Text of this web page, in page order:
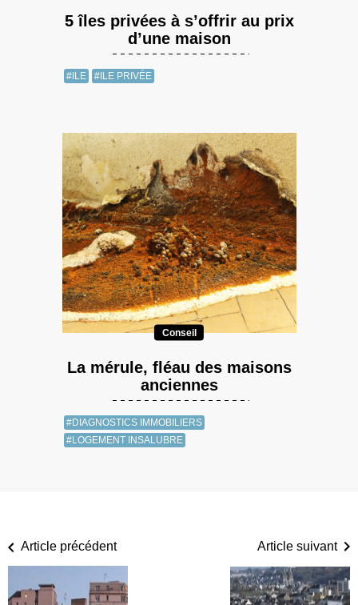
5 îles privées à s’offrir au prix
d’une maison
#ILE #ILE PRIVÉE
Conseil
La mérule, fléau des maisons
anciennes
#DIAGNOSTICS IMMOBILIERS
#LOGEMENT INSALUBRE
Article précédent Article suivant